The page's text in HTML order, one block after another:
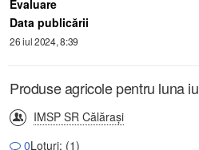
Evaluare
Data publicării
26 iul 2024, 8:39
Produse agricole pentru luna
IMSP SR Călăraşi
0Loturi: (1)